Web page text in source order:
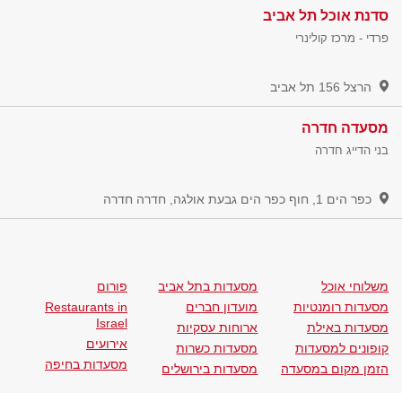
סדנת אוכל תל אביב
פרדי - מרכז קולינרי
הרצל 156 תל אביב
מסעדה חדרה
בני הדייג חדרה
כפר הים 1, חוף כפר הים גבעת אולגה, חדרה חדרה
משלוחי אוכל
מסעדות רומנטיות
מסעדות באילת
קופונים למסעדות
הזמן מקום במסעדה
מסעדות בתל אביב
מועדון חברים
ארוחות עסקיות
מסעדות כשרות
מסעדות בירושלים
פורום
Restaurants in
Israel
אירועים
מסעדות בחיפה